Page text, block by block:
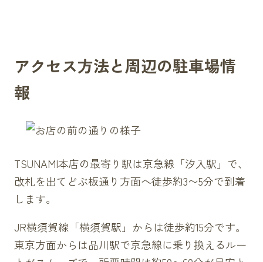
アクセス方法と周辺の駐車場情
報
TSUNAMI本店の最寄り駅は京急線「汐入駅」で、
改札を出てどぶ板通り方面へ徒歩約3〜5分で到着
します。
JR横須賀線「横須賀駅」からは徒歩約15分です。
東京方面からは品川駅で京急線に乗り換えるルー